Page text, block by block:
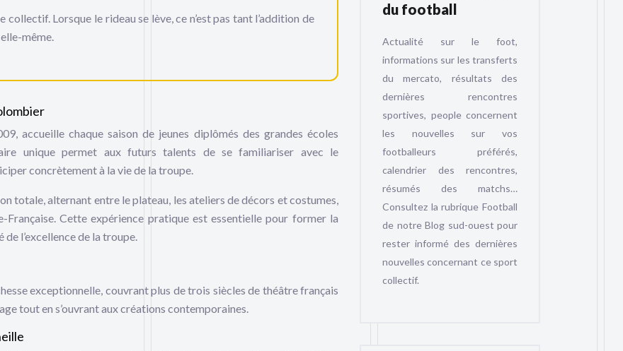
Lorsque le rideau se lève, ce n’est pas tant l’addition de
même.
accueille chaque saison de jeunes diplômés des grandes écoles
unique permet aux futurs talents de se familiariser avec le
concrètement à la vie de la troupe.
totale, alternant entre le plateau, les ateliers de décors et costumes,
Cette expérience pratique est essentielle pour former la
l’excellence de la troupe.
exceptionnelle, couvrant plus de trois siècles de théâtre français
tout en s’ouvrant aux créations contemporaines.
du football
Actualité sur le foot,
informations sur les transferts
du mercato, résultats des
dernières rencontres
sportives, people concernent
les nouvelles sur vos
footballeurs préférés,
calendrier des rencontres,
résumés des matchs…
Consultez la rubrique Football
de notre Blog sud-ouest pour
rester informé des dernières
nouvelles concernant ce sport
collectif.